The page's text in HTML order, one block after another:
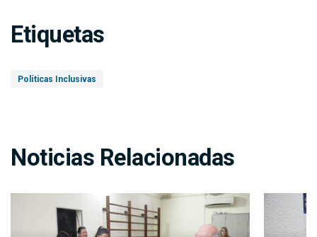
Etiquetas
Políticas Inclusivas
Noticias Relacionadas